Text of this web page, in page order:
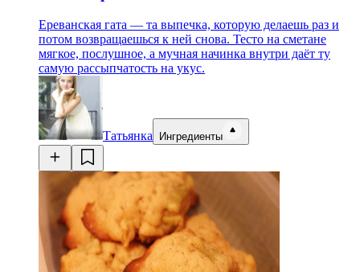
Ереванская гата — та выпечка, которую делаешь раз и
потом возвращаешься к ней снова. Тесто на сметане
мягкое, послушное, а мучная начинка внутри даёт ту
самую рассыпчатость на укус.
Татьянка Ингредиенты